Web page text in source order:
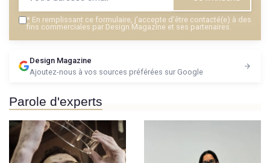
* En remplissant ce formulaire, j’accepte d’être contacté(e) à des
fins commerciales par Design Magazine et ses partenaires.
Design Magazine
Ajoutez-nous à vos sources préférées sur Google
Parole d'experts